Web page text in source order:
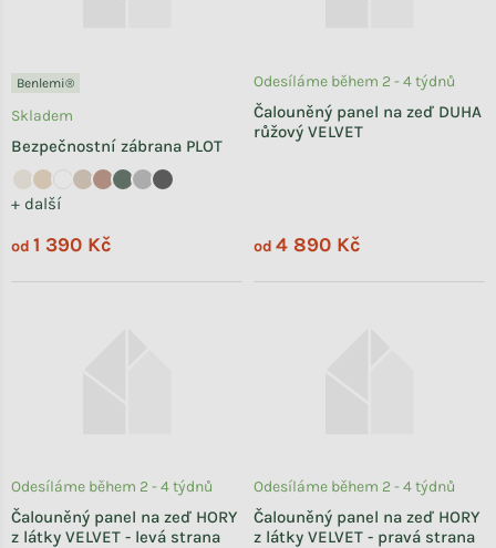
Benlemi®
Bezpečnostní zábrana PLOT
+ další
Skladem
od 1 390 Kč
Čalouněný panel na zeď DUHA
růžový VELVET
Odesíláme během 2 - 4 týdnů
od 4 890 Kč
Čalouněný panel na zeď HORY
z látky VELVET - levá strana
Odesíláme během 2 - 4 týdnů
Čalouněný panel na zeď HORY
z látky VELVET - pravá strana
Odesíláme během 2 - 4 týdnů